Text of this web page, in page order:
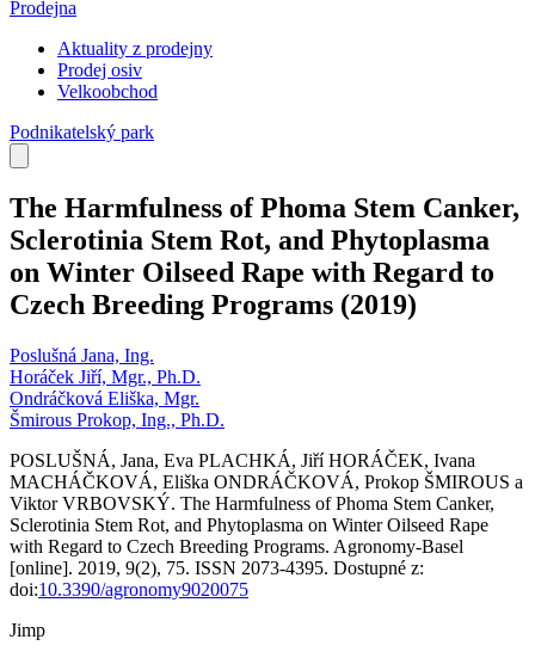
Prodejna
Aktuality z prodejny
Prodej osiv
Velkoobchod
Podnikatelský park
The Harmfulness of Phoma Stem Canker,
Sclerotinia Stem Rot, and Phytoplasma
on Winter Oilseed Rape with Regard to
Czech Breeding Programs (2019)
Poslušná Jana, Ing.
Horáček Jiří, Mgr., Ph.D.
Ondráčková Eliška, Mgr.
Šmirous Prokop, Ing., Ph.D.
POSLUŠNÁ, Jana, Eva PLACHKÁ, Jiří HORÁČEK, Ivana
MACHÁČKOVÁ, Eliška ONDRÁČKOVÁ, Prokop ŠMIROUS a
Viktor VRBOVSKÝ. The Harmfulness of Phoma Stem Canker,
Sclerotinia Stem Rot, and Phytoplasma on Winter Oilseed Rape
with Regard to Czech Breeding Programs. Agronomy-Basel
[online]. 2019, 9(2), 75. ISSN 2073-4395. Dostupné z:
doi:10.3390/agronomy9020075
Jimp